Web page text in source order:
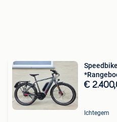
€
Ichtegem